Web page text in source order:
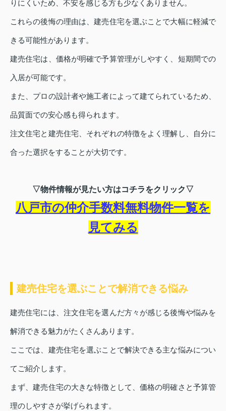
りにくいため、不安を感じる方も少なくありません。
これらの後悔の理由は、建売住宅を選ぶことで大幅に軽減で
きる可能性があります。
建売住宅は、価格が明確で予算管理がしやすく、短期間での
入居が可能です。
また、プロの設計者や施工者によって建てられているため、
品質面での安心感も得られます。
注文住宅と建売住宅、それぞれの特徴をよく理解し、自分に
合った選択をすることが大切です。
▽物件情報が見たい方はコチラをクリック▽
八戸市の仲介手数料無料物件一覧を
見てみる
建売住宅を選ぶことで解消できる悩み
建売住宅には、注文住宅を選んだ方々が感じる後悔や悩みを
解消できる魅力がたくさんあります。
ここでは、建売住宅を選ぶことで解決できる主な悩みについ
てご紹介します。
まず、建売住宅の大きな特徴として、価格の明確さと予算管
理のしやすさが挙げられます。